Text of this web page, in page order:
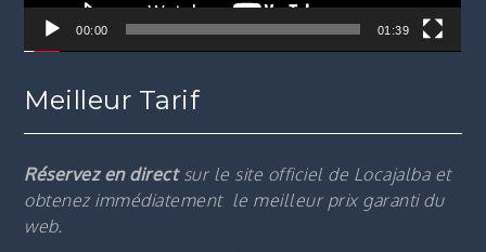
00:00 01:39
Meilleur Tarif
Réservez en directsur le site officiel de Locajalba et
obtenez immédiatement le meilleur prix garanti du
web.